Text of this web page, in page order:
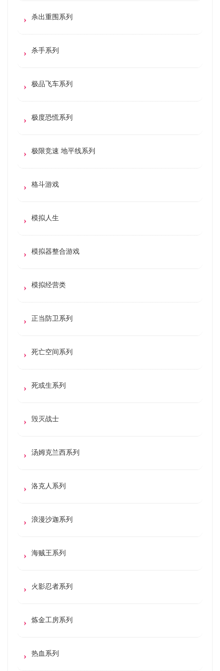
杀出重围系列
杀手系列
极品飞车系列
极度恐慌系列
极限竞速 地平线系列
格斗游戏
模拟人生
模拟器整合游戏
模拟经营类
正当防卫系列
死亡空间系列
死或生系列
毁灭战士
汤姆克兰西系列
洛克人系列
浪漫沙迦系列
海贼王系列
火影忍者系列
炼金工房系列
热血系列